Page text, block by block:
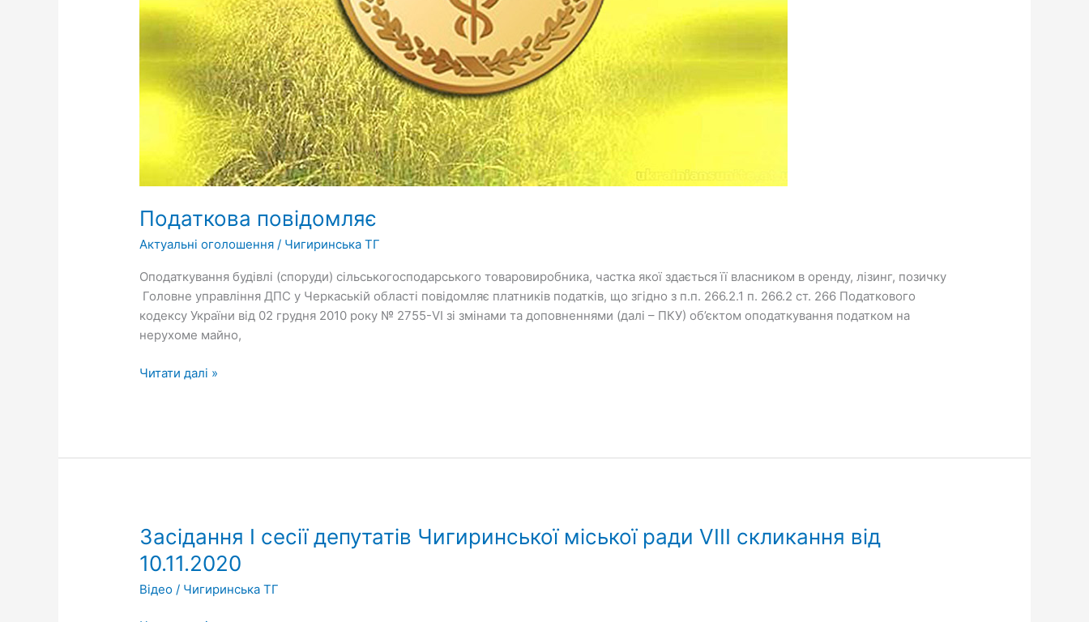
Податкова повідомляє
Актуальні оголошення / Чигиринська ТГ
Оподаткування будівлі (споруди) сільськогосподарського товаровиробника, частка якої здається її власником в оренду, лізинг, позичку
Головне управління ДПС у Черкаській області повідомляє платників податків, що згідно з п.п. 266.2.1 п. 266.2 ст. 266 Податкового
кодексу України від 02 грудня 2010 року № 2755-VI зі змінами та доповненнями (далі – ПКУ) об’єктом оподаткування податком на
нерухоме майно,
Читати далі »
Засідання І сесії депутатів Чигиринської міської ради VIII скликання від
10.11.2020
Відео / Чигиринська ТГ
Засідання
сесії
депутатів